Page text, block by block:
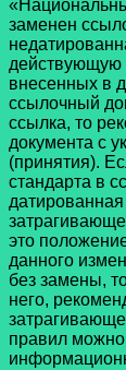
заменен
действующую
внесенных в
ссылочный
ссылка, то
документа с
(принятия).
стандарта в
это
данного
без замены,
него,
правил